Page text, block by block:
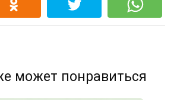
может понравиться